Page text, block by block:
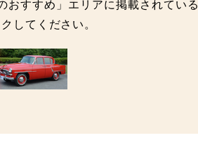
おすすめ」エリアに掲載されている
してください。